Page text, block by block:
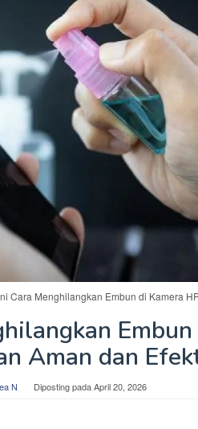
Cara Menghilangkan Embun di Kamera
Aman dan
N Diposting padaApril 20, 2026